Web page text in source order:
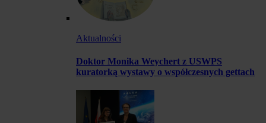
Aktualności
Doktor Monika Weychert z USWPS
kuratorką wystawy o współczesnych gettach